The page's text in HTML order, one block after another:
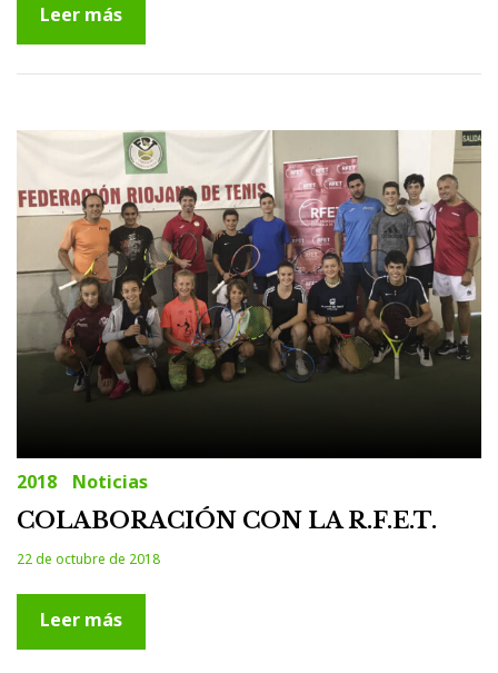
Leer más
2018 Noticias
COLABORACIÓN CON LA R.F.E.T.
22 de octubre de 2018
Leer más